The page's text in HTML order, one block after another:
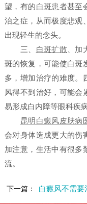
望，有的白斑患者甚至
治之症，从而极度悲观
出现轻生的念头。
三、 白斑扩散、加
斑的恢复，可能使白斑
多，增加治疗的难度。
风得不到治好，可能会
易形成白内障等眼科疾病
昆明白癜风皮肤病
会对身体造成更大的伤
加注意，生活中有很多
流。
下一篇： 白癜风不需要